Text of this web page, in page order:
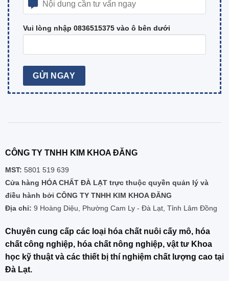
Vui lòng nhập 0836515375 vào ô bên dưới
CÔNG TY TNHH KIM KHOA ĐĂNG
MST: 5801 519 639
Cửa hàng HÓA CHẤT ĐÀ LẠT trực thuộc quyền quản lý và
điều hành bởi CÔNG TY TNHH KIM KHOA ĐĂNG
Địa chỉ: 9 Hoàng Diệu, Phường Cam Ly - Đà Lạt, Tỉnh Lâm Đồng
Chuyên cung cấp các loại hóa chất nuôi cấy mô, hóa
chất công nghiệp, hóa chất nông nghiệp, vật tư Khoa
học kỹ thuật và các thiết bị thí nghiệm chất lượng cao tại
Đà Lạt.